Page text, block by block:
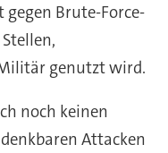
Brute-Force-
genutzt wird.
noch keinen
Attacken